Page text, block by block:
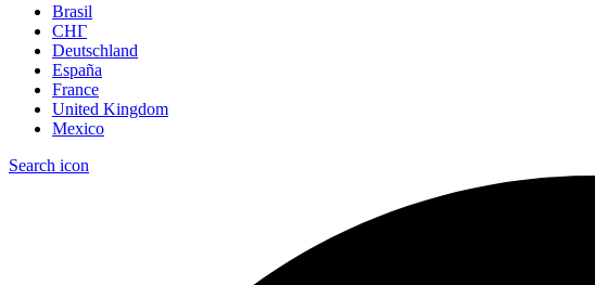
Brasil
СНГ
Deutschland
España
France
United Kingdom
Mexico
Search icon